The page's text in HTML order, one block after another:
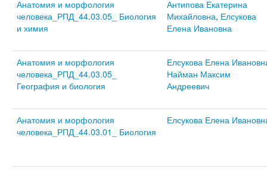
Анатомия и морфология
человека_РПД_44.03.05_ Биология
и химия
Антипова Екатерина
Михайловна, Елсукова
Елена Ивановна
Анатомия и морфология
человека_РПД_44.03.05_
География и биология
Елсукова Елена
Найман Максим
Андреевич
Анатомия и морфология
человека_РПД_44.03.01_ Биология
Елсукова Елена